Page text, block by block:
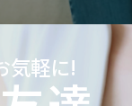
気軽に!